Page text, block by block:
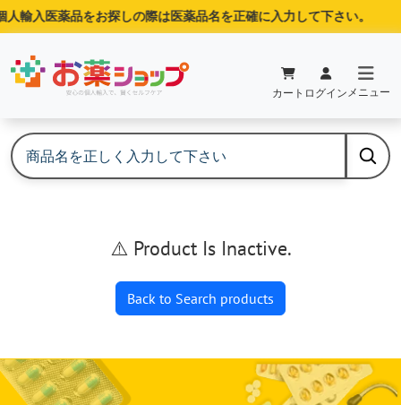
輸入医薬品をお探しの際は医薬品名を正確に入力して下さい。
カート ログイン メニュー
⚠️ Product Is Inactive.
Back to Search products